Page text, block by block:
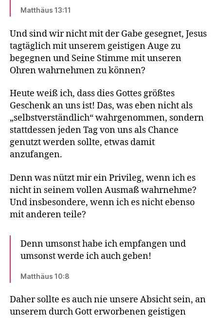
Matthäus 13:11
Und sind wir nicht mit der Gabe gesegnet, Jesus
tagtäglich mit unserem geistigen Auge zu
begegnen und Seine Stimme mit unseren
Ohren wahrnehmen zu können?
Heute weiß ich, dass dies Gottes größtes
Geschenk an uns ist! Das, was eben nicht als
„selbstverständlich“ wahrgenommen, sondern
stattdessen jeden Tag von uns als Chance
genutzt werden sollte, etwas damit
anzufangen.
Denn was nützt mir ein Privileg, wenn ich es
nicht in seinem vollen Ausmaß wahrnehme?
Und insbesondere, wenn ich es nicht ebenso
mit anderen teile?
Denn umsonst habe ich empfangen und
umsonst werde ich auch geben!
Matthäus 10:8
Daher sollte es auch nie unsere Absicht sein, an
unserem durch Gott erworbenen geistigen